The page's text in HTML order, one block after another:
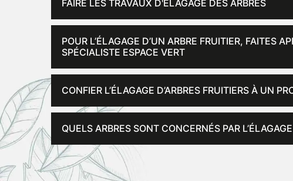
FAIRE LES TRAVAUX D'ÉLAGAGE DES ARBRES
POUR L’ÉLAGAGE D’UN ARBRE FRUITIER, FAITES
SPÉCIALISTE ESPACE VERT
CONFIER L’ÉLAGAGE D’ARBRES FRUITIERS À UN
QUELS ARBRES SONT CONCERNÉS PAR